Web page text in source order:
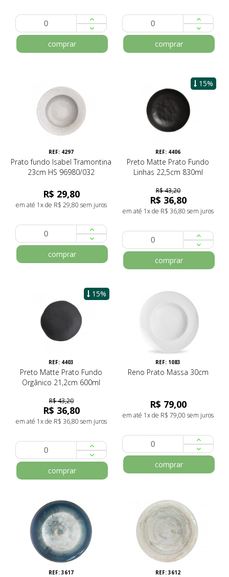
comprar comprar
REF: 4297
Prato fundo Isabel Tramontina
23cm HS 96980/032
R$ 29,80
em até 1x de R$ 29,80 sem juros
comprar
15%
REF: 4406
Preto Matte Prato Fundo
Linhas 22,5cm 830ml
R$ 43,20
R$ 36,80
em até 1x de R$ 36,80 sem juros
comprar
15%
REF: 4403
Preto Matte Prato Fundo
Orgânico 21,2cm 600ml
R$ 43,20
R$ 36,80
em até 1x de R$ 36,80 sem juros
comprar
REF: 1083
Reno Prato Massa 30cm
R$ 79,00
em até 1x de R$ 79,00 sem juros
comprar
REF: 3617 REF: 3612